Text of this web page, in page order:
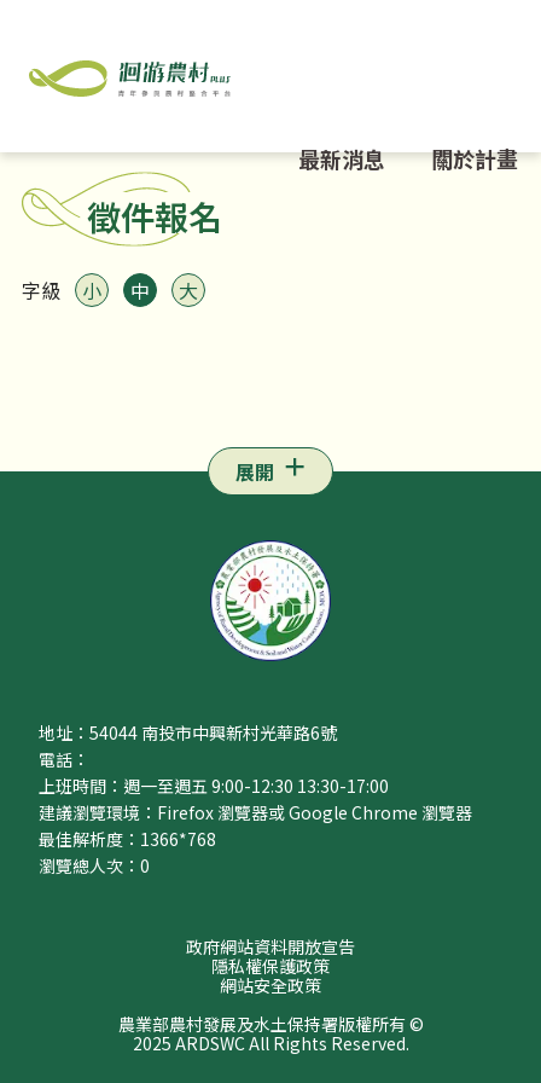
最新消息 關於計畫
徵件報名
字級 小 中 大
展開
地址：54044 南投市中興新村光華路6號
電話：
上班時間：週一至週五 9:00-12:30 13:30-17:00
建議瀏覽環境：Firefox 瀏覽器或 Google Chrome 瀏覽器
最佳解析度：1366*768
瀏覽總人次： 0
政府網站資料開放宣告
隱私權保護政策
網站安全政策
農業部農村發展及水土保持署版權所有 ©
2025 ARDSWC All Rights Reserved.